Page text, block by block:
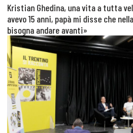
Kristian Ghedina, una vita a tutta
avevo 15 anni, papà mi disse che
bisogna andare avanti»